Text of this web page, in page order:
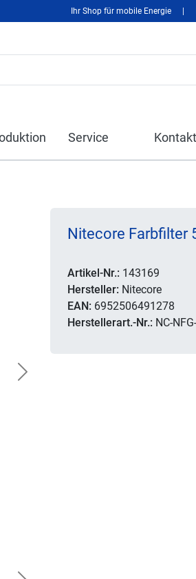
Ihr Shop für mobile Energie
Service Kontakt
Next
Nitecore Farbfilter
Artikel-Nr.: 143169
Hersteller: Nitecore
EAN: 6952506491278
Herstellerart.-Nr.: NC-